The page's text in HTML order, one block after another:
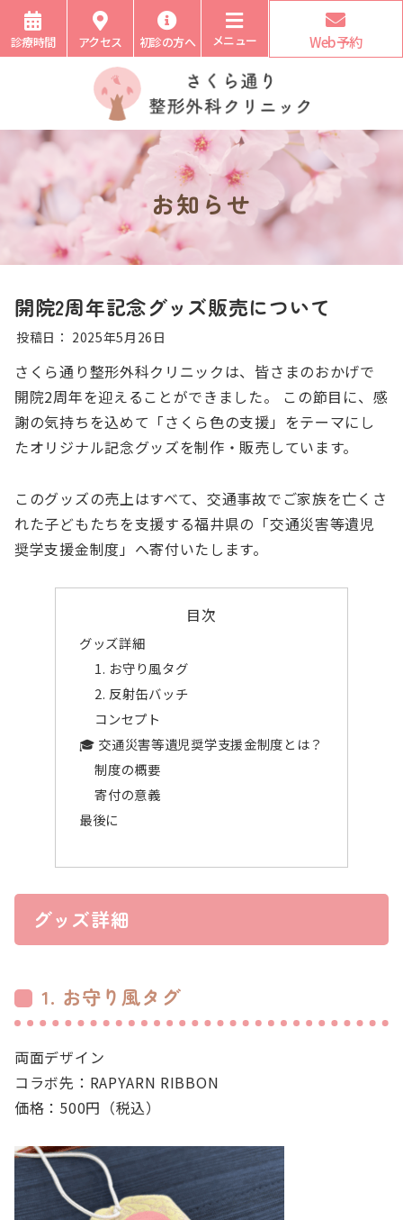
お知らせ
開院2周年記念グッズ販売について
投稿日： 2025年5月26日
さくら通り整形外科クリニックは、皆さまのおかげで
開院2周年を迎えることができました。 この節目に、感
謝の気持ちを込めて「さくら色の支援」をテーマにし
たオリジナル記念グッズを制作・販売しています。
このグッズの売上はすべて、交通事故でご家族を亡くさ
れた子どもたちを支援する福井県の「交通災害等遺児
奨学支援金制度」へ寄付いたします。
目次
グッズ詳細
1. お守り風タグ
2. 反射缶バッチ
コンセプト
🎓 交通災害等遺児奨学支援金制度とは？
制度の概要
寄付の意義
最後に
グッズ詳細
1. お守り風タグ
両面デザイン
コラボ先：RAPYARN RIBBON
価格：500円（税込）
診療時間 アクセス 初診の方へ メニュー Web予約